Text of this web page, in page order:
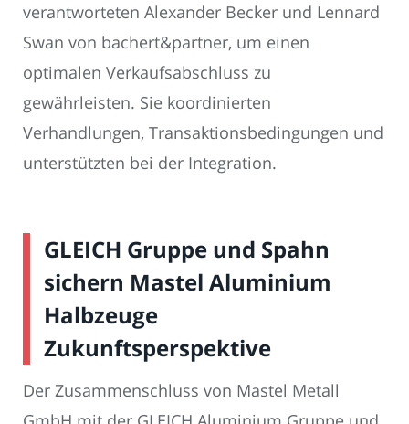
verantworteten Alexander Becker und Lennard
Swan von bachert&partner, um einen
optimalen Verkaufsabschluss zu
gewährleisten. Sie koordinierten
Verhandlungen, Transaktionsbedingungen und
unterstützten bei der Integration.
GLEICH Gruppe und Spahn
sichern Mastel Aluminium
Halbzeuge
Zukunftsperspektive
Der Zusammenschluss von Mastel Metall